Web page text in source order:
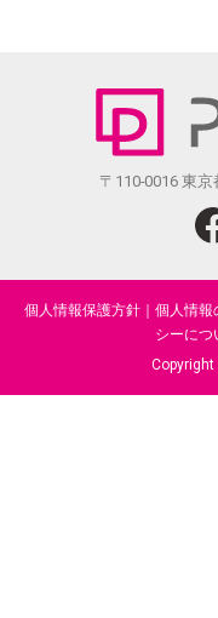
〒110-0016 東
個人情報保護方針 個人情報
シーにつ